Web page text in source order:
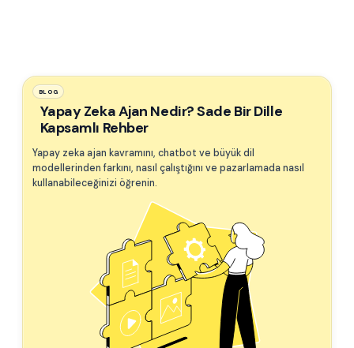
BLOG
Yapay Zeka Ajan Nedir? Sade Bir Dille
Kapsamlı Rehber
Yapay zeka ajan kavramını, chatbot ve büyük dil
modellerinden farkını, nasıl çalıştığını ve pazarlamada nasıl
kullanabileceğinizi öğrenin.